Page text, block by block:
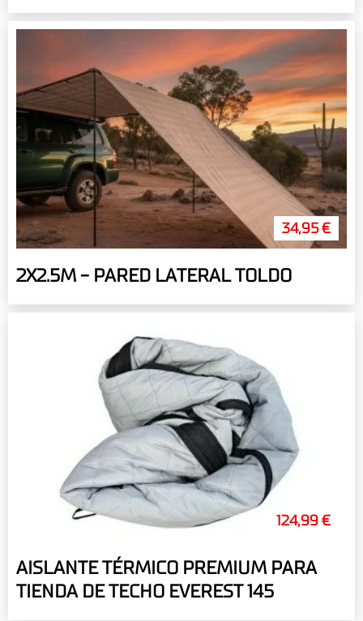
34,95 €
2X2.5M - PARED LATERAL TOLDO
124,99 €
AISLANTE TÉRMICO PREMIUM PARA
TIENDA DE TECHO EVEREST 145